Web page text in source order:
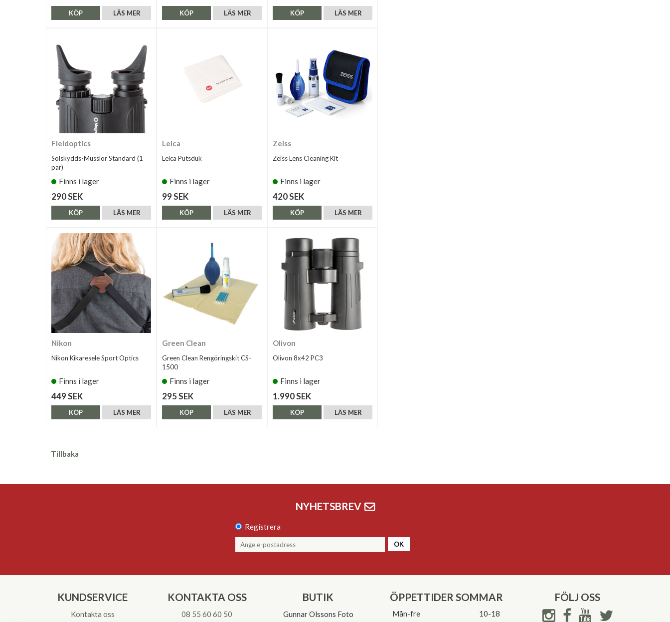
LÄS MER
KÖP LÄS MER
KÖP LÄS MER
KÖP
Fieldoptics
Solskydds-Musslor Standard (1
par)
Finns i lager
290 SEK
LÄS MER
KÖP
Leica
Leica Putsduk
Finns i lager
99 SEK
LÄS MER
KÖP
Zeiss
Zeiss Lens Cleaning Kit
Finns i lager
420 SEK
LÄS MER
KÖP
Nikon
Nikon Kikaresele Sport Optics
Finns i lager
449 SEK
LÄS MER
KÖP
Green Clean
Green Clean Rengöringskit CS-
1500
Finns i lager
295 SEK
LÄS MER
KÖP
Olivon
Olivon 8x42 PC3
Finns i lager
1.990 SEK
LÄS MER
KÖP
Tillbaka
NYHETSBREV
Registrera
OK
KUNDSERVICE
Kontakta oss
KONTAKTA OSS
08 55 60 60 50
BUTIK
Gunnar Olssons Foto
ÖPPETTIDER SOMMAR
Mån-fre
10-18
FÖLJ OSS